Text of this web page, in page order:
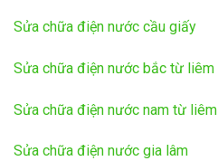
Sửa chữa điện nước cầu giấy
Sửa chữa điện nước bắc từ liêm
Sửa chữa điện nước nam từ liêm
Sửa chữa điện nước gia lâm